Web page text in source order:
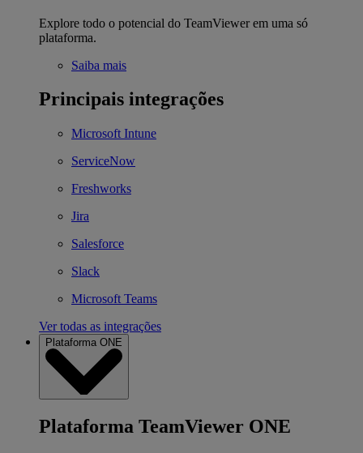
Explore todo o potencial do TeamViewer em uma só
plataforma.
Saiba mais
Principais integrações
Microsoft Intune
ServiceNow
Freshworks
Jira
Salesforce
Slack
Microsoft Teams
Ver todas as integrações
Plataforma ONE
Plataforma TeamViewer ONE